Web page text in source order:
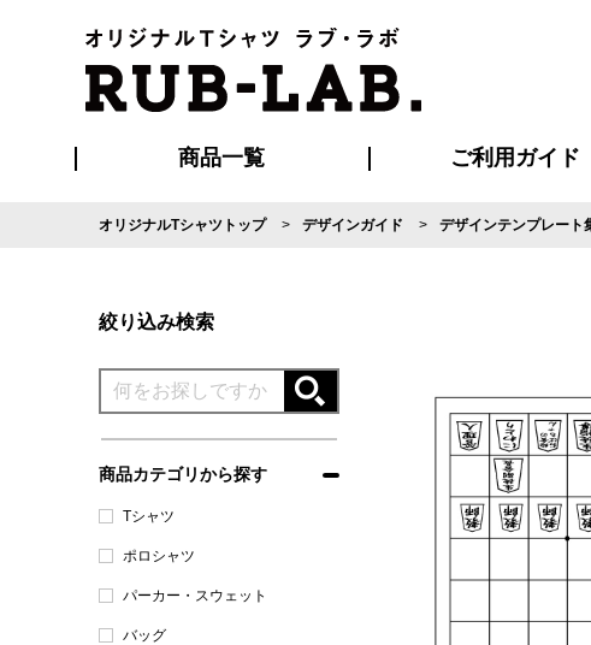
商品一覧 ご利用ガイド
ご利用ガイド
はじめての方へ
再注文の方へ
お支払い方法につい
割引まとめページ
発送・特急サービスにつ
版の保管期限につい
マイページ会員のメリ
よくあるご質問
オリジナルTシャツトップ デザインガイド デザインテンプレート
絞り込み検索
商品カテゴリから探す
Tシャツ
ポロシャツ
パーカー・スウェット
バッグ